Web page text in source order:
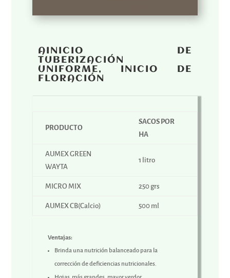
AINICIO DE
TUBERIZACIÓN
UNIFORME, INICIO DE
FLORACIÓN
PRODUCTO
SACOS POR
HA
AUMEX GREEN
WAYTA
1 litro
MICRO MIX 250 grs
AUMEX CB(Calcio) 500 ml
Ventajas:
Brinda una nutrición balanceado para la
corrección de deficiencias nutricionales.